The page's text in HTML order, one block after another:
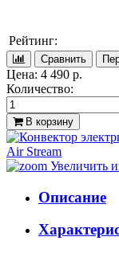
Рейтинг:
Цена: 4 490 р.
Количество:
В корзину
Увеличить
Описание